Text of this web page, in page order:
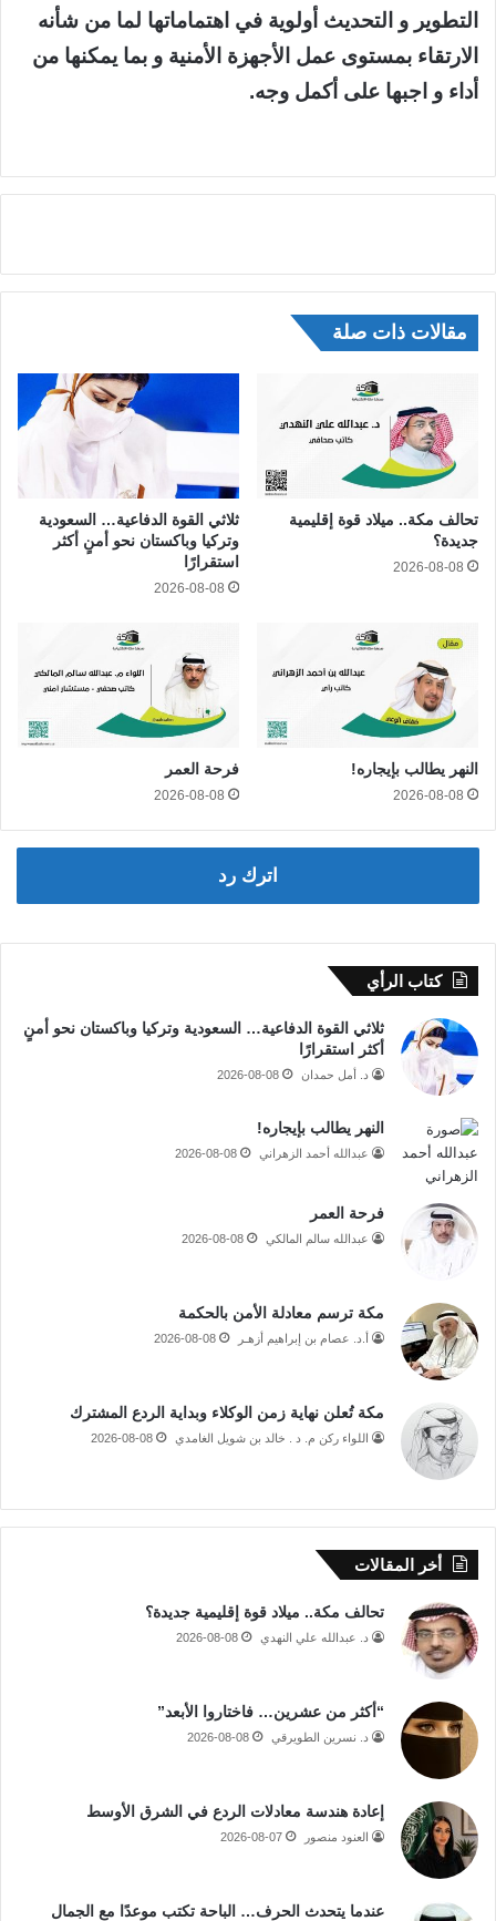
التطوير و التحديث أولوية في اهتماماتها لما من شأنه
الارتقاء بمستوى عمل الأجهزة الأمنية و بما يمكنها من
أداء و اجبها على أكمل وجه.
مقالات ذات صلة
تحالف مكة.. ميلاد قوة إقليمية
جديدة؟
2026-08-08
ثلاثي القوة الدفاعية… السعودية
وتركيا وباكستان نحو أمنٍ أكثر
استقرارًا
2026-08-08
النهر يطالب بإيجاره!
2026-08-08
فرحة العمر
2026-08-08
اترك رد
كتاب الرأي
ثلاثي القوة الدفاعية… السعودية وتركيا وباكستان نحو أمنٍ
أكثر استقرارًا
د. أمل حمدان 2026-08-08
النهر يطالب بإيجاره!
عبدالله أحمد الزهراني 2026-08-08
فرحة العمر
عبدالله سالم المالكي 2026-08-08
مكة ترسم معادلة الأمن بالحكمة
أ.د. عصام بن إبراهيم أزهـر 2026-08-08
مكة تُعلن نهاية زمن الوكلاء وبداية الردع المشترك
اللواء ركن م. د . خالد بن شويل الغامدي 2026-08-08
أخر المقالات
تحالف مكة.. ميلاد قوة إقليمية جديدة؟
د. عبدالله علي النهدي 2026-08-08
“أكثر من عشرين… فاختاروا الأبعد”
د. نسرين الطويرقي 2026-08-08
إعادة هندسة معادلات الردع في الشرق الأوسط
العنود منصور 2026-08-07
عندما يتحدث الحرف… الباحة تكتب موعدًا مع الجمال